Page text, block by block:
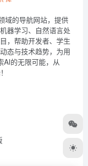
域的导航网站，提供
器学习、自然语言处
，帮助开发者、学生
态与技术趋势，为用
AI的无限可能，从